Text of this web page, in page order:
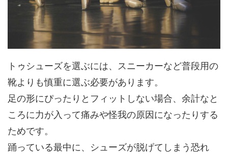
トゥシューズを選ぶには、スニーカーなど普段用の
靴よりも慎重に選ぶ必要があります。
足の形にぴったりとフィットしない場合、余計なと
ころに力が入って痛みや怪我の原因になったりする
ためです。
踊っている最中に、シューズが脱げてしまう恐れ